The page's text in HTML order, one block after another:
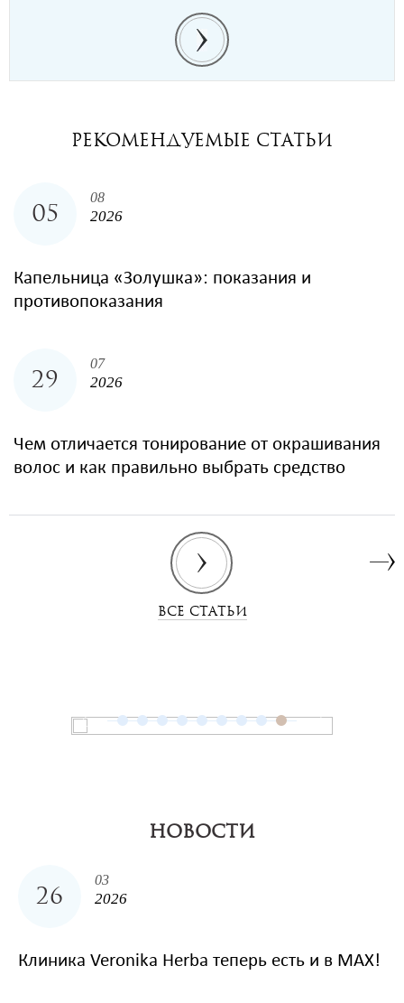
РЕКОМЕНДУЕМЫЕ СТАТЬИ
05
08
2026
Капельница «Золушка»: показания и
противопоказания
29
07
2026
Чем отличается тонирование от окрашивания
волос и как правильно выбрать средство
ВСЕ СТАТЬИ
НОВОСТИ
26
03
2026
Клиника Veronika Herba теперь есть и в MAX!